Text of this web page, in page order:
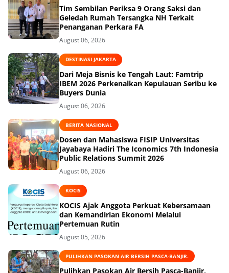
Tim Sembilan Periksa 9 Orang Saksi dan
Geledah Rumah Tersangka NH Terkait
Penanganan Perkara FA
August 06, 2026
DESTINASI JAKARTA
Dari Meja Bisnis ke Tengah Laut: Famtrip
IBEM 2026 Perkenalkan Kepulauan Seribu ke
Buyers Dunia
August 06, 2026
BERITA NASIONAL
Dosen dan Mahasiswa FISIP Universitas
Jayabaya Hadiri The Iconomics 7th Indonesia
Public Relations Summit 2026
August 06, 2026
KOCIS
KOCIS Ajak Anggota Perkuat Kebersamaan
dan Kemandirian Ekonomi Melalui
Pertemuan Rutin
August 05, 2026
PULIHKAN PASOKAN AIR BERSIH PASCA-BANJIR.
Pulihkan Pasokan Air Bersih Pasca-Banjir,